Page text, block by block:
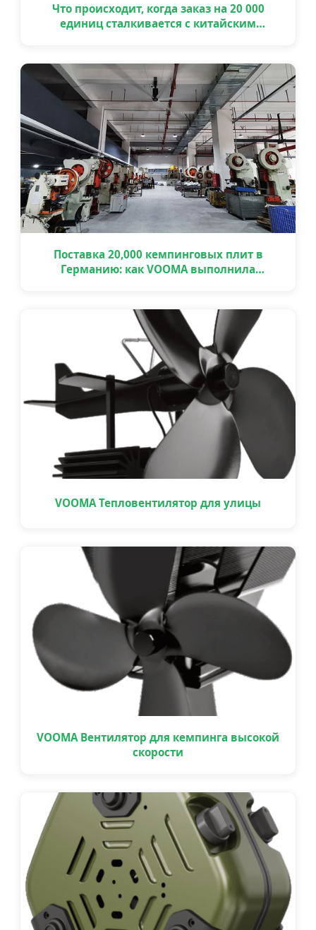
Что происходит, когда заказ на 20 000
единиц сталкивается с китайским
Поставка 20,000 кемпинговых плит в
Германию: как VOOMA выполнила
VOOMA Тепловентилятор для улицы
VOOMA Вентилятор для кемпинга высокой
скорости